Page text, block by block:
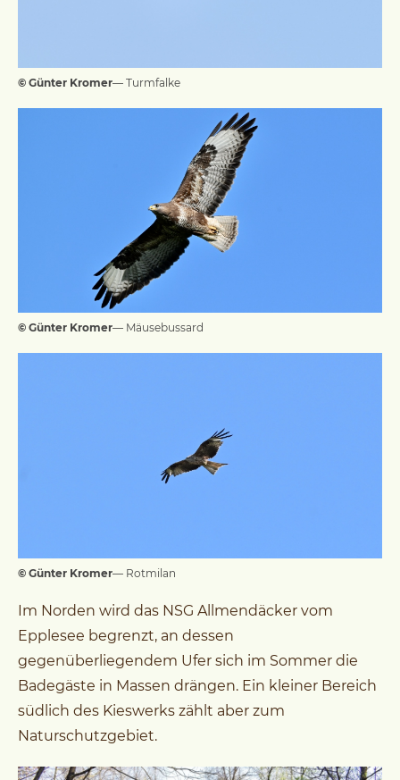
© Günter Kromer— Turmfalke
© Günter Kromer— Mäusebussard
© Günter Kromer— Rotmilan
Im Norden wird das NSG Allmendäcker vom
Epplesee begrenzt, an dessen
gegenüberliegendem Ufer sich im Sommer die
Badegäste in Massen drängen. Ein kleiner Bereich
südlich des Kieswerks zählt aber zum
Naturschutzgebiet.